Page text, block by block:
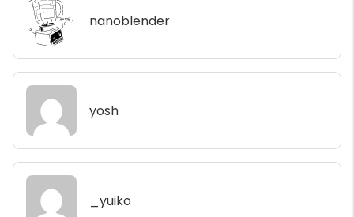
nanoblender
yosh
_yuiko